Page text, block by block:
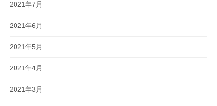
2021年7月
2021年6月
2021年5月
2021年4月
2021年3月